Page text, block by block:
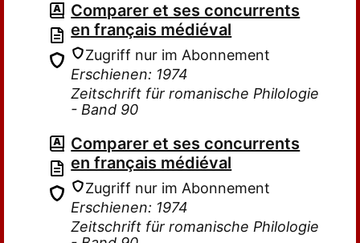
Comparer et ses concurrents
en français médiéval
Zugriff nur im Abonnement
Erschienen: 1974
Zeitschrift für romanische Philologie
- Band 90
Comparer et ses concurrents
en français médiéval
Zugriff nur im Abonnement
Erschienen: 1974
Zeitschrift für romanische Philologie